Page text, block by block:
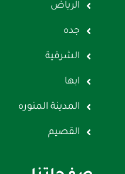
الرياض
جده
الشرقية
ابها
المدينة المنوره
القصيم